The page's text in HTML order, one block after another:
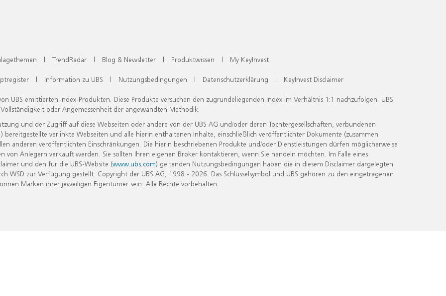
| TrendRadar | Blog & Newsletter | Produktwissen | My KeyInvest
| Information zu UBS | Nutzungsbedingungen | Datenschutzerklärung | KeyInvest Disclaimer
UBS emittierten Index-Produkten. Diese Produkte versuchen den zugrundeliegenden Index im Verhältnis 1:1 nachzufolgen. UBS
oder Angemessenheit der angewandten Methodik.
und der Zugriff auf diese Webseiten oder andere von der UBS AG und/oder deren Tochtergesellschaften, verbundenen
verlinkte Webseiten und alle hierin enthaltenen Inhalte, einschließlich veröffentlichter Dokumente (zusammen
anderen veröffentlichten Einschränkungen. Die hierin beschriebenen Produkte und/oder Dienstleistungen dürfen möglicherweise
Anlegern verkauft werden. Sie sollten Ihren eigenen Broker kontaktieren, wenn Sie handeln möchten. Im Falle eines
und den für die UBS-Website (www.ubs.com) geltenden Nutzungsbedingungen haben die in diesem Disclaimer dargelegten
zur Verfügung gestellt. Copyright der UBS AG, 1998 - 2026. Das Schlüsselsymbol und UBS gehören zu den eingetragenen
Marken ihrer jeweiligen Eigentümer sein. Alle Rechte vorbehalten.